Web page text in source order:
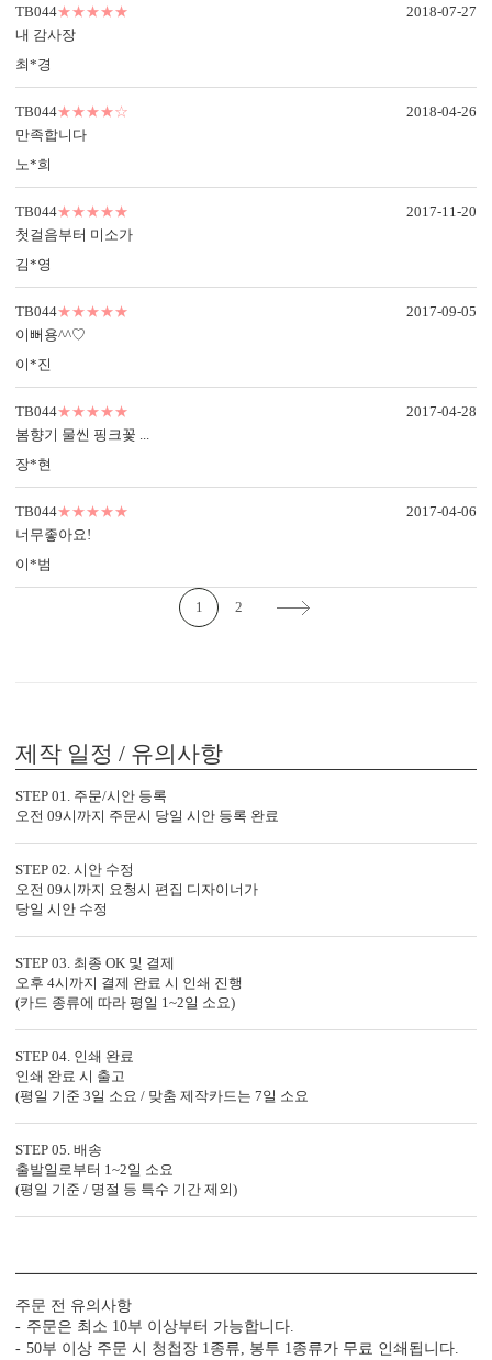
TB044★★★★★
내 감사장
최*경
2018-07-27
TB044★★★★☆
만족합니다
노*희
2018-04-26
TB044★★★★★
첫걸음부터 미소가
김*영
2017-11-20
TB044★★★★★
이뻐용^^♡
이*진
2017-09-05
TB044★★★★★
봄향기 물씬 핑크꽃 ...
장*현
2017-04-28
TB044★★★★★
너무좋아요!
이*범
2017-04-06
1 2
제작 일정 / 유의사항
STEP 01. 주문/시안 등록
오전 09시까지 주문시 당일 시안 등록 완료
STEP 02. 시안 수정
오전 09시까지 요청시 편집 디자이너가
당일 시안 수정
STEP 03. 최종 OK 및 결제
오후 4시까지 결제 완료 시 인쇄 진행
(카드 종류에 따라 평일 1~2일 소요)
STEP 04. 인쇄 완료
인쇄 완료 시 출고
(평일 기준 3일 소요 / 맞춤 제작카드는 7일 소요
STEP 05. 배송
출발일로부터 1~2일 소요
(평일 기준 / 명절 등 특수 기간 제외)
주문 전 유의사항
주문은 최소 10부 이상부터 가능합니다.
50부 이상 주문 시 청첩장 1종류, 봉투 1종류가 무료 인쇄됩니다.